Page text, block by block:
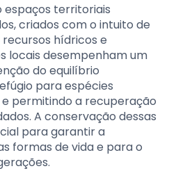
espaços territoriais
criados com o intuito de
hídricos e
locais desempenham um
do equilíbrio
para espécies
permitindo a recuperação
A conservação dessas
para garantir a
formas de vida e para o